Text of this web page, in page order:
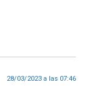
28/03/2023 a las 07:46